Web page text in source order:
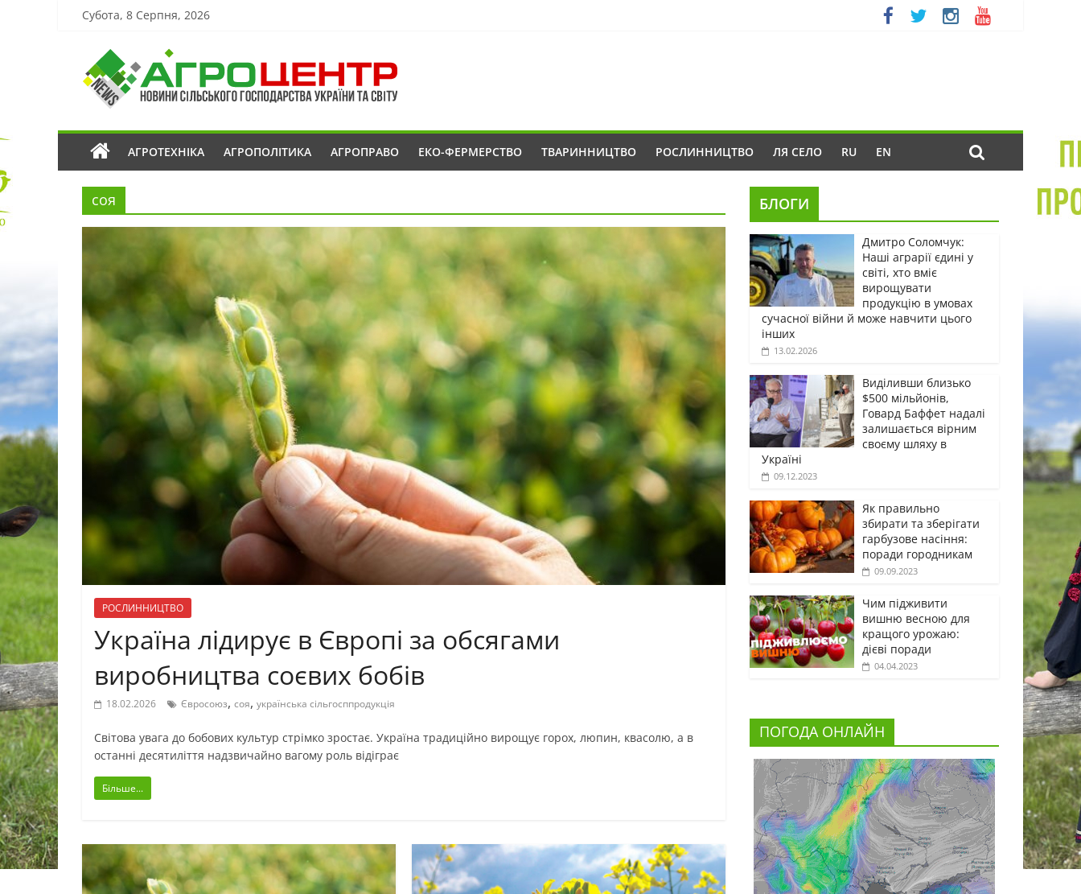
Субота, 8 Серпня, 2026
АГРОТЕХНІКА АГРОПОЛІТИКА АГРОПРАВО ЕКО-ФЕРМЕРСТВО ТВАРИННИЦТВО РОСЛИННИЦТВО ЛЯ СЕЛО RU EN
соя
РОСЛИННИЦТВО
Україна лідирує в Європі за обсягами
виробництва соєвих бобів
18.02.2026 Євросоюз, соя, українська сільгосппродукція
Світова увага до бобових культур стрімко зростає. Україна традиційно вирощує горох, люпин, квасолю, а в
останні десятиліття надзвичайно вагому роль відіграє
Більше...
БЛОГИ
Дмитро Соломчук:
Наші аграрії єдині у
світі, хто вміє
вирощувати
продукцію в умовах
сучасної війни й може навчити цього
інших
13.02.2026
Виділивши близько
$500 мільйонів,
Говард Баффет надалі
залишається вірним
своєму шляху в
Україні
09.12.2023
Як правильно
збирати та зберігати
гарбузове насіння:
поради городникам
09.09.2023
Чим підживити
вишню весною для
кращого урожаю:
дієві поради
04.04.2023
ПОГОДА ОНЛАЙН